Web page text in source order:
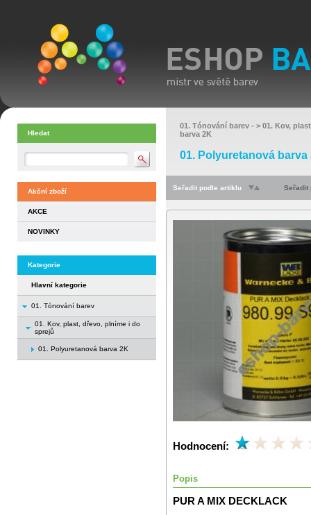
Hledat
Akční zboží
AKCE
NOVINKY
Kategorie
Hlavní kategorie
01. Tónování barev
01. Kov, plast, dřevo, plníme i do
sprejů
01. Polyuretanová barva 2K
01. Tónování barev - > 01. Kov,
barva 2K
01. Polyuretanová barva
Seřadit podle artiklu Seřadit
Hodnocení:
Popis
PUR A MIX DECKLACK